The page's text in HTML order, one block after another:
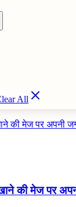
All
की मेज पर